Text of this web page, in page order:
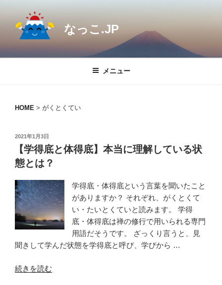
なっこ.JP
メニュー
HOME > がくとくてい
投
日:
2021年1月3日
【学得底と体得底】本当に理解している状
態とは？
学得底・体得底という言葉を聞いたこと
がありますか？ それぞれ、がくとくて
い・たいとくていと読みます。 学得
底・体得底は禅の修行で用いられる専門
用語だそうです。 ざっくり言うと、見
聞きして学んだ状態を学得底と呼び、学びから …
“【学
続きを読む